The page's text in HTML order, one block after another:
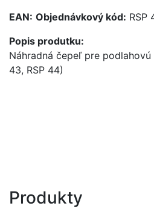
EAN: Objednávkový kód: RSP
Popis produtku:
Náhradná čepeľ pre podlahovú
43, RSP 44)
Produkty